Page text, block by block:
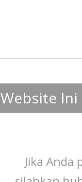
Website Ini
Jika Anda